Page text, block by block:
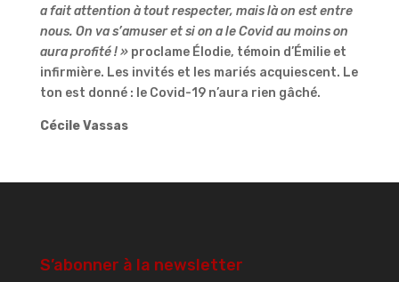
a fait attention à tout respecter, mais là on est entre
nous. On va s’amuser et si on a le Covid au moins on
aura profité ! »proclame Élodie, témoin d’Émilie et
infirmière. Les invités et les mariés acquiescent. Le
ton est donné : le Covid-19 n’aura rien gâché.
Cécile Vassas
S’abonner à la newsletter